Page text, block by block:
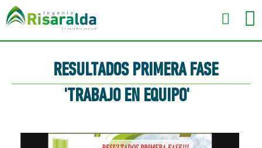
RESULTADOS PRIMERA FASE
'TRABAJO EN EQUIPO'